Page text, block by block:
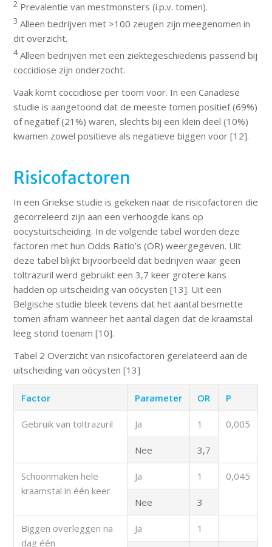
2 Prevalentie van mestmonsters (i.p.v. tomen).
3 Alleen bedrijven met >100 zeugen zijn meegenomen in
dit overzicht.
4Alleen bedrijven met een ziektegeschiedenis passend bij
coccidiose zijn onderzocht.
Vaak komt coccidiose per toom voor. In een Canadese
studie is aangetoond dat de meeste tomen positief (69%)
of negatief (21%) waren, slechts bij een klein deel (10%)
kwamen zowel positieve als negatieve biggen voor [12].
Risicofactoren
In een Griekse studie is gekeken naar de risicofactoren die
gecorreleerd zijn aan een verhoogde kans op
oöcystuitscheiding. In de volgende tabel worden deze
factoren met hun Odds Ratio’s (OR) weergegeven. Uit
deze tabel blijkt bijvoorbeeld dat bedrijven waar geen
toltrazuril werd gebruikt een 3,7 keer grotere kans
hadden op uitscheiding van oöcysten [13]. Uit een
Belgische studie bleek tevens dat het aantal besmette
tomen afnam wanneer het aantal dagen dat de kraamstal
leeg stond toenam [10].
Tabel 2 Overzicht van risicofactoren gerelateerd aan de
uitscheiding van oöcysten [13]
Factor Parameter OR P
Gebruik van toltrazuril Ja 1 0,005
Nee 3,7
Schoonmaken hele
kraamstal in één keer
Ja 1 0,045
Nee 3
Biggen overleggen na
dag één
Ja 1